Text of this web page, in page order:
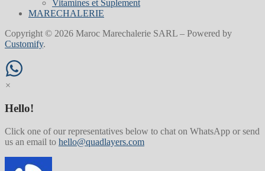
Vitamines et Suplement
MARECHALERIE
Copyright © 2026 Maroc Marechalerie SARL – Powered by
Customify.
×
Hello!
Click one of our representatives below to chat on WhatsApp or send
us an email to hello@quadlayers.com